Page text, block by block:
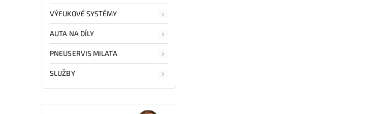
VÝFUKOVÉ SYSTÉMY
AUTA NA DÍLY
PNEUSERVIS MILATA
SLUŽBY